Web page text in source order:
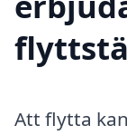
Att flytta